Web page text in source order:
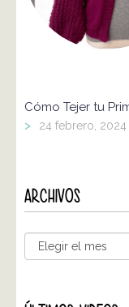
Cómo Tejer tu
> 24 febrero, 2024
ARCHIVOS